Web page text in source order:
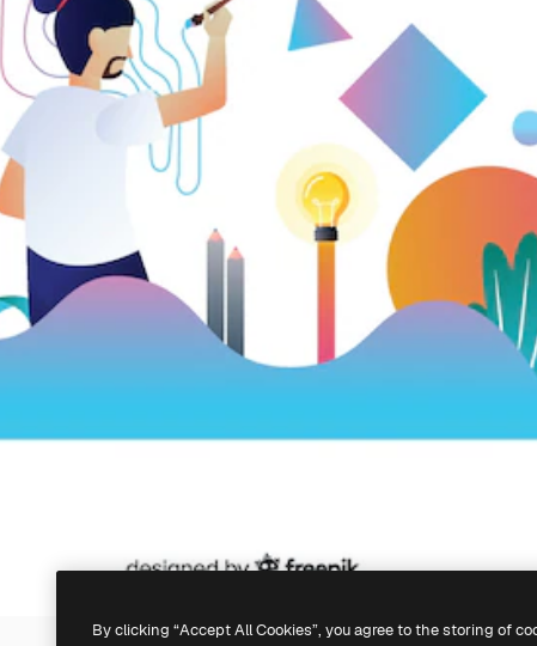
By clicking “Accept All Cookies”, you agree to the storing of